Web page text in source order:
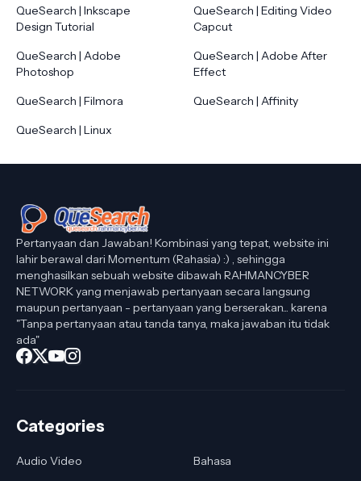
QueSearch | Inkscape
Design Tutorial
QueSearch | Editing Video
Capcut
QueSearch | Adobe
Photoshop
QueSearch | Adobe After
Effect
QueSearch | Filmora
QueSearch | Affinity
QueSearch | Linux
Pertanyaan dan Jawaban! Kombinasi yang tepat, website ini
lahir berawal dari Momentum (Rahasia) :) , sehingga
menghasilkan sebuah website dibawah RAHMANCYBER
NETWORK yang menjawab pertanyaan secara langsung
maupun pertanyaan - pertanyaan yang berserakan... karena
"Tanpa pertanyaan atau tanda tanya, maka jawaban itu tidak
ada"
Categories
Audio Video
Bahasa